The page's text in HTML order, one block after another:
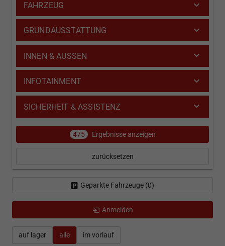
auf lager alle im vorlauf
FAHRZEUG
GRUNDAUSSTATTUNG
INNEN & AUSSEN
INFOTAINMENT
SICHERHEIT & ASSISTENZ
475 Ergebnisse anzeigen
zurücksetzen
Geparkte Fahrzeuge (0)
Anmelden